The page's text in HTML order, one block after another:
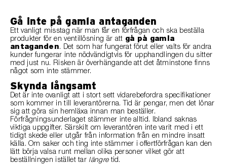
Gå inte på gamla antaganden
Ett vanligt misstag när man får en förfrågan och ska beställa
produkter för en ventillösning är att gå på gamla
antaganden. Det som har fungerat förut eller valts för andra
kunder fungerar inte nödvändigtvis för upphandlingen du sitter
med just nu. Risken är överhängande att det åtminstone finns
något som inte stämmer.
Skynda långsamt
Det är inte ovanligt att i stort sett vidarebefordra specifikationer
som kommer in till leverantörerna. Tid är pengar, men det lönar
sig att göra sin hemläxa innan man beställer.
Förfrågningsunderlaget stämmer inte alltid. Ibland saknas
viktiga uppgifter. Särskilt om leverantören inte varit med i ett
tidigt skede eller utgår från information från en mindre insatt
källa. Om saker och ting inte stämmer i offertförfrågan kan den
lätt börja valsa runt mellan olika personer vilket gör att
beställningen istället tar längretid.